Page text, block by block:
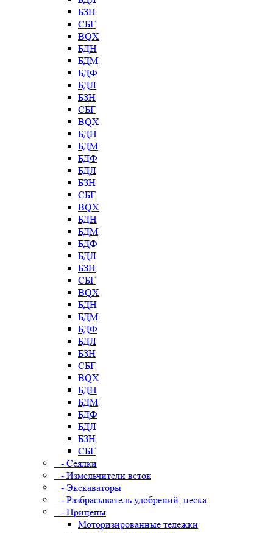
БЗН
СБГ
BQX
БДН
БДМ
БДФ
БДЛ
БЗН
СБГ
BQX
БДН
БДМ
БДФ
БДЛ
БЗН
СБГ
BQX
БДН
БДМ
БДФ
БДЛ
БЗН
СБГ
BQX
БДН
БДМ
БДФ
БДЛ
БЗН
СБГ
BQX
БДН
БДМ
БДФ
БДЛ
БЗН
СБГ
- Сеялки
- Измельчители веток
- Экскаваторы
- Разбрасыватель удобрений, песка
- Прицепы
Моторизированные тележки